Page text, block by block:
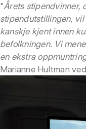
"Årets stipendvinner,
stipendutstillingen, vil
kanskje kjent innen
befolkningen. Vi
en ekstra
Marianne Hultman